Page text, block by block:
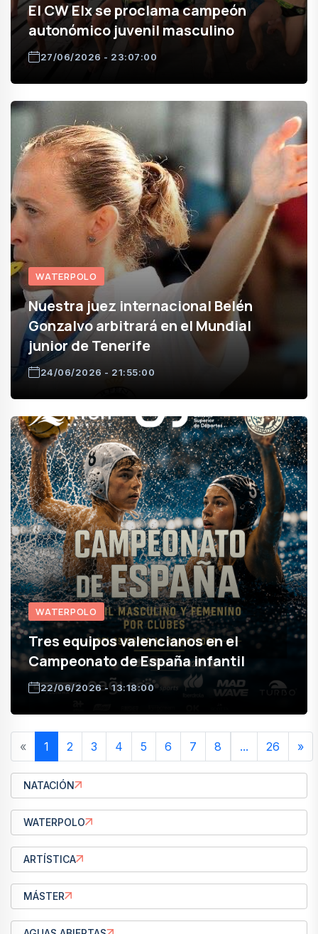
El CW Elx se proclama campeón
autonómico juvenil masculino
27/06/2026 - 23:07:00
WATERPOLO
Nuestra juez internacional Belén
Gonzalvo arbitrará en el Mundial
junior de Tenerife
24/06/2026 - 21:55:00
WATERPOLO
Tres equipos valencianos en el
Campeonato de España infantil
22/06/2026 - 13:18:00
« 1 2 3 4 5 6 7 8 ... 26 »
NATACIÓN
WATERPOLO
ARTÍSTICA
MÁSTER